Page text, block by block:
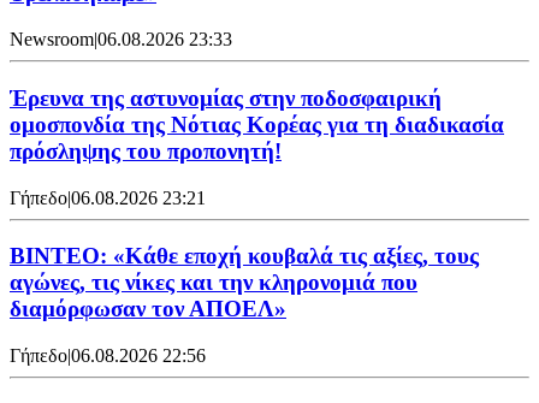
Newsroom|06.08.2026 23:33
Έρευνα της αστυνομίας στην ποδοσφαιρική
ομοσπονδία της Νότιας Κορέας για τη διαδικασία
πρόσληψης του προπονητή!
Γήπεδο|06.08.2026 23:21
ΒΙΝΤΕΟ: «Κάθε εποχή κουβαλά τις αξίες, τους
αγώνες, τις νίκες και την κληρονομιά που
διαμόρφωσαν τον ΑΠΟΕΛ»
Γήπεδο|06.08.2026 22:56